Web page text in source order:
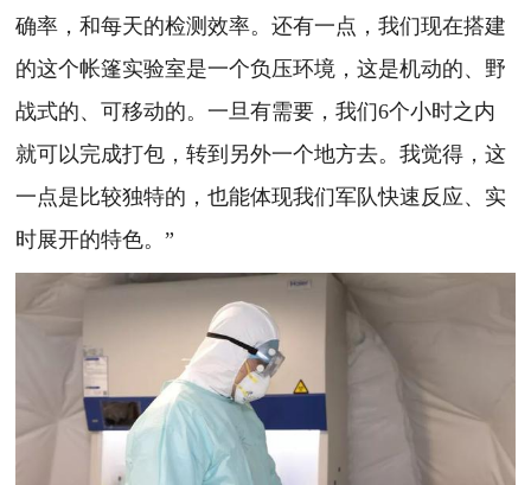
确率，和每天的检测效率。还有一点，我们现在搭建
的这个帐篷实验室是一个负压环境，这是机动的、野
战式的、可移动的。一旦有需要，我们6个小时之内
就可以完成打包，转到另外一个地方去。我觉得，这
一点是比较独特的，也能体现我们军队快速反应、实
时展开的特色。”